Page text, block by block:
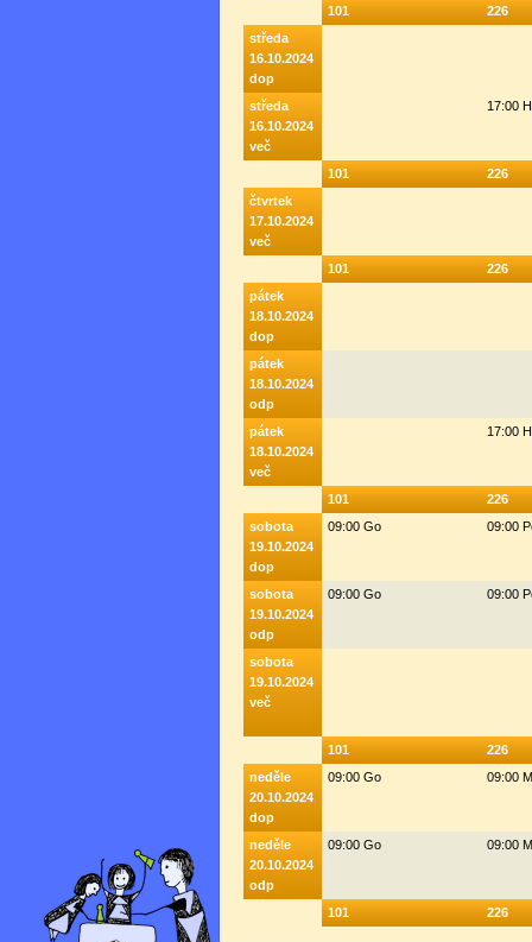
101
226
středa
16.10.2024
dop
středa
16.10.2024
več
17:00
101
226
čtvrtek
17.10.2024
več
101
226
pátek
18.10.2024
dop
pátek
18.10.2024
odp
pátek
18.10.2024
več
17:00
101
226
sobota
19.10.2024
dop
09:00 Go 09:00
sobota
19.10.2024
odp
09:00 Go 09:00
sobota
19.10.2024
več
101
226
neděle
20.10.2024
dop
09:00 Go 09:00
neděle
20.10.2024
odp
09:00 Go 09:00
101 226